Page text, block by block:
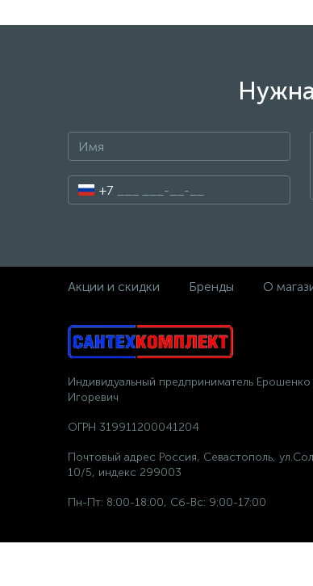
+7
Акции и скидки Бренды О
Индивидуальный предприниматель
Игоревич
ОГРН 319911200041204
Почтовый адрес Россия, Севастополь,
10/5, индекс 299003
Пн-Пт: 8:00-18:00, Сб-Вс: 9:00-17:00